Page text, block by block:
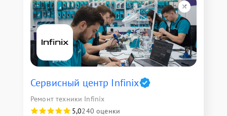
Сервисный центр Infinix
Ремонт техники Infinix
5,0240 оценки